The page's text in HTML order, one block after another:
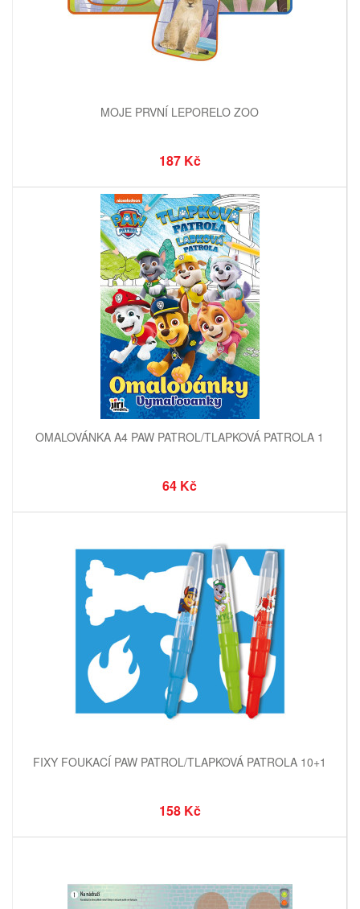
MOJE PRVNÍ LEPORELO ZOO
187 Kč
OMALOVÁNKA A4 PAW PATROL/TLAPKOVÁ PATROLA 1
64 Kč
FIXY FOUKACÍ PAW PATROL/TLAPKOVÁ PATROLA 10+1
158 Kč